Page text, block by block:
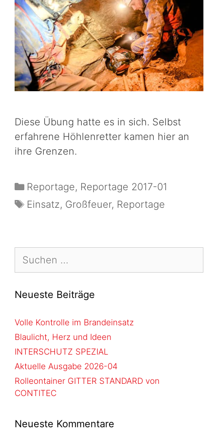
Diese Übung hatte es in sich. Selbst
erfahrene Höhlenretter kamen hier an
ihre Grenzen.
Reportage, Reportage 2017-01
Einsatz, Großfeuer, Reportage
Neueste Beiträge
Volle Kontrolle im Brandeinsatz
Blaulicht, Herz und Ideen
INTERSCHUTZ SPEZIAL
Aktuelle Ausgabe 2026-04
Rolleontainer GITTER STANDARD von
CONTITEC
Neueste Kommentare